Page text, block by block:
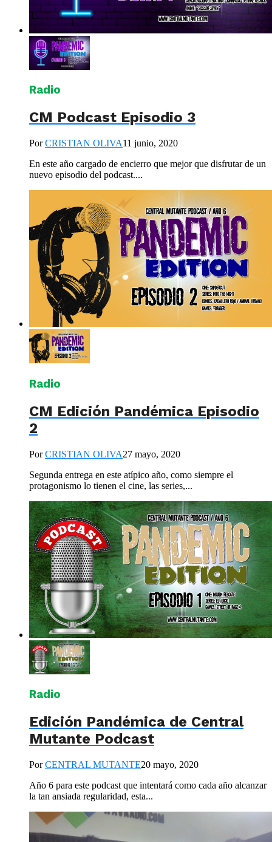
Radio
CM Podcast Episodio 3
PorCRISTIAN OLIVA11 junio, 2020
En este año cargado de encierro que mejor que disfrutar de un
nuevo episodio del podcast....
Radio
CM Edición Pandémica Episodio
2
PorCRISTIAN OLIVA27 mayo, 2020
Segunda entrega en este atípico año, como siempre el
protagonismo lo tienen el cine, las series,...
Radio
Edición Pandémica de Central
Mutante Podcast
PorCENTRAL MUTANTE20 mayo, 2020
Año 6 para este podcast que intentará como cada año alcanzar
la tan ansiada regularidad, esta...